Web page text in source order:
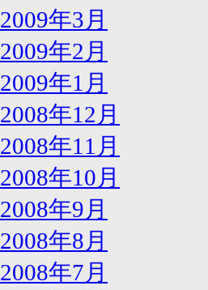
2009年3月
2009年2月
2009年1月
2008年12月
2008年11月
2008年10月
2008年9月
2008年8月
2008年7月